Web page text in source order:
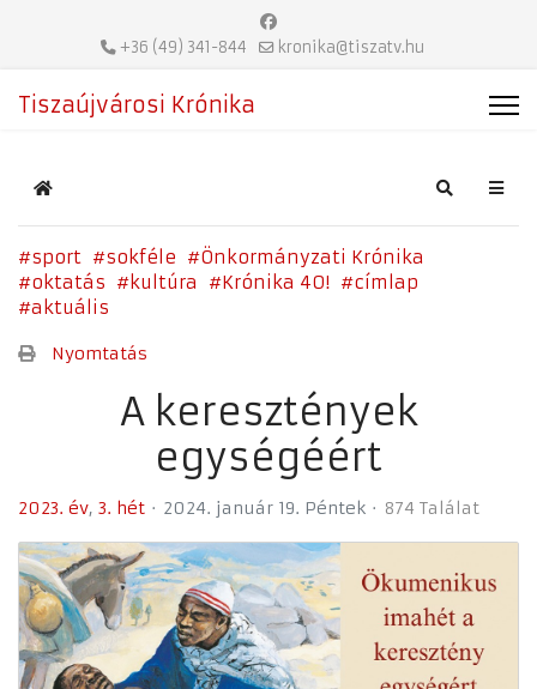
+36 (49) 341-844 kronika@tiszatv.hu
Tiszaújvárosi Krónika
Home Search
sport sokféle
Önkormányzati Krónika
oktatás
kultúra Krónika 40!
címlap
aktuális
Nyomtatás
A keresztények
egységéért
2023. év 3. hét 2024. január 19. Péntek 874 Találat